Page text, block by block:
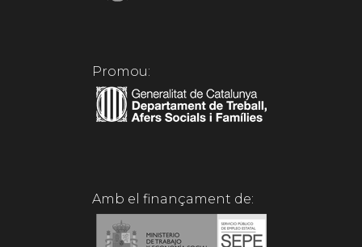
Promou:
Amb el finançament de: